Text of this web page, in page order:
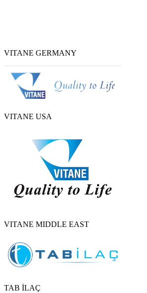
VITANE GERMANY
VITANE USA
VITANE MIDDLE EAST
TAB İLAÇ